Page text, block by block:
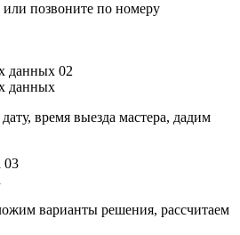
или позвоните по номеру
02
время выезда мастера, дадим
03
варианты решения, рассчитаем